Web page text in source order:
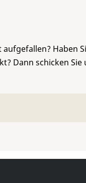
Haben
Dann schicken Sie